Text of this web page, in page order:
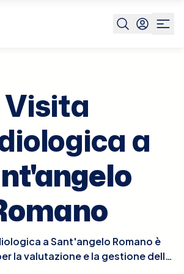
Sant'angelo
Visita
a
a Sant'angelo Romano è
la valutazione e la gestione della
Durante la visita, il cardiologo